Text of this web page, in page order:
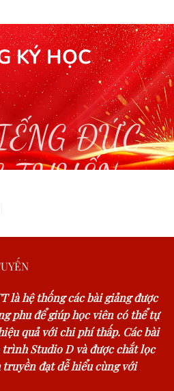
KÝ HỌC
ĐỨC
TUYẾN
là hệ thống các bài giảng được
phu để giúp học viên có thể tự
quả với chi phí thấp. Các bài
Studio D và được chắt lọc
đạt dễ hiểu cùng với